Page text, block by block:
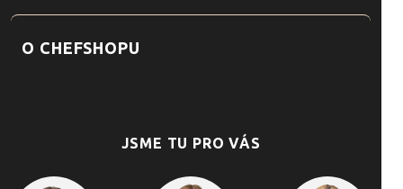
O CHEFSHOPU
JSME TU PRO VÁS